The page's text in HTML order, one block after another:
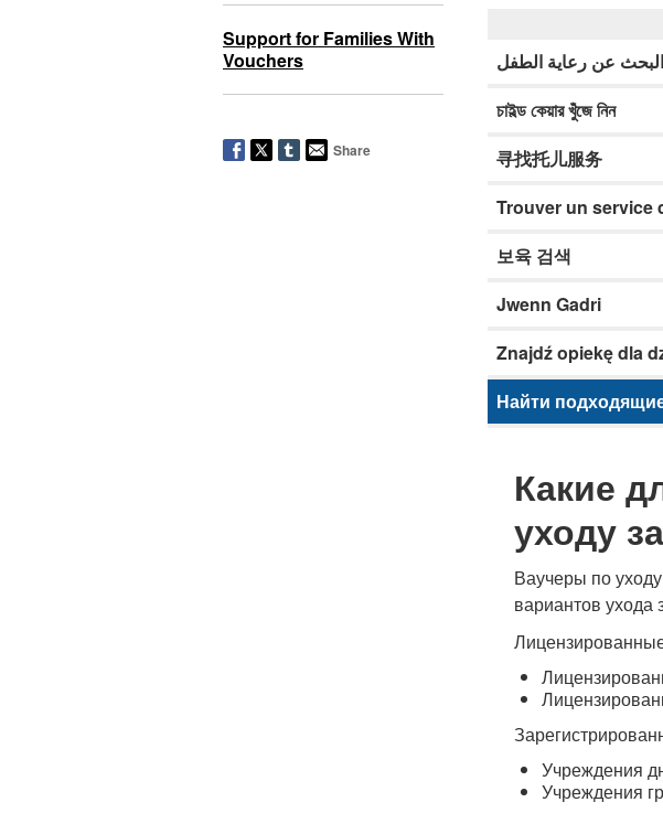
Support for Families With
Vouchers
Share
البحث عن رعاية الطفل
চাইল্ড কেয়ার খুঁজে নিন
寻找托儿服务
Trouver un service
보육 검색
Jwenn Gadri
Znajdź opiekę dla
Найти
Какие
уходу
Ваучеры по
вариантов ухода
Учреждения
Учреждения